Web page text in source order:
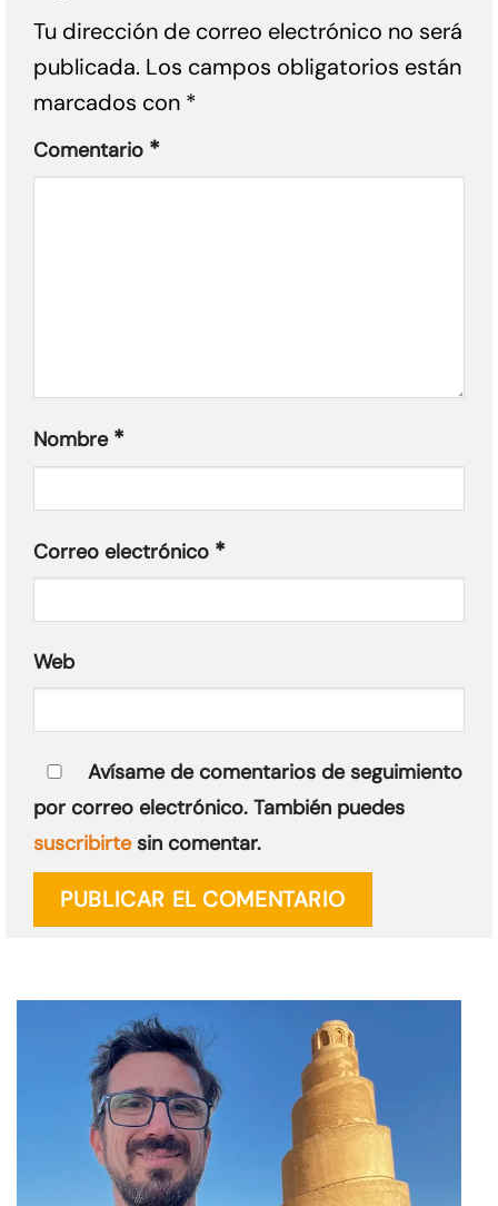
Tu dirección de correo electrónico no será
publicada. Los campos obligatorios están
marcados con *
Comentario *
Nombre *
Correo electrónico *
Web
Avísame de comentarios de seguimiento
por correo electrónico. También puedes
suscribirtesin comentar.